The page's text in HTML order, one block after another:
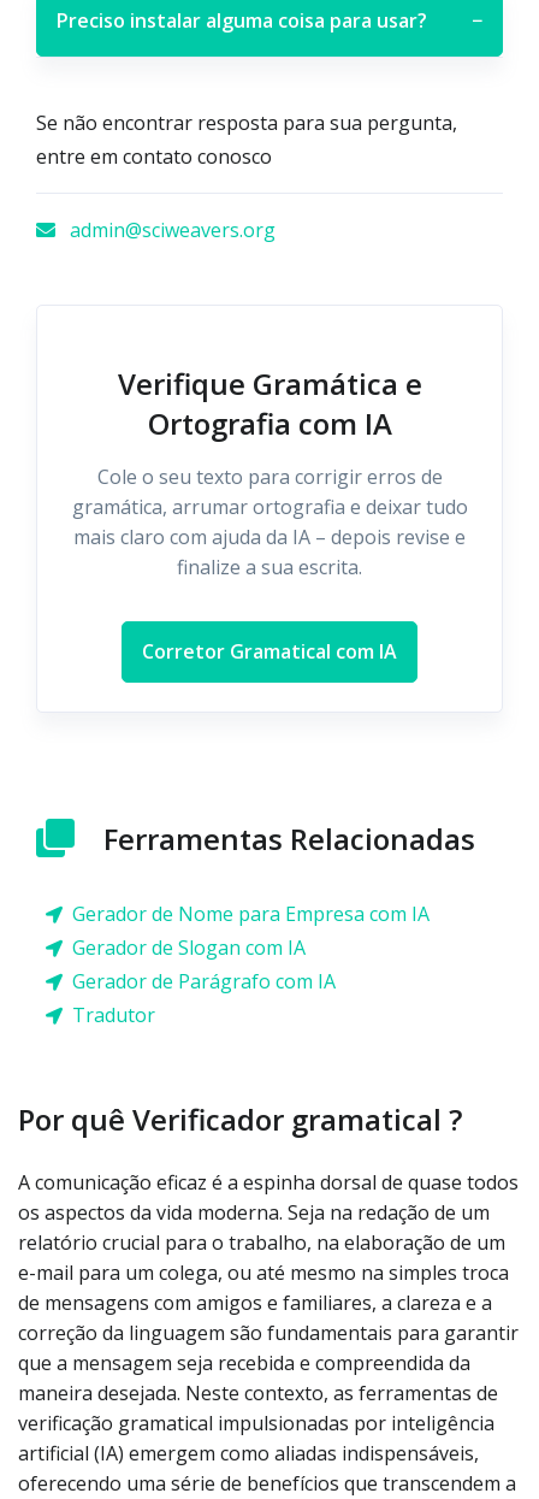
Preciso instalar alguma coisa para usar? −
Se não encontrar resposta para sua pergunta,
entre em contato conosco
admin@sciweavers.org
Verifique Gramática e
Ortografia com IA
Cole o seu texto para corrigir erros de
gramática, arrumar ortografia e deixar tudo
mais claro com ajuda da IA – depois revise e
finalize a sua escrita.
Corretor Gramatical com IA
Ferramentas Relacionadas
Gerador de Nome para Empresa com IA
Gerador de Slogan com IA
Gerador de Parágrafo com IA
Tradutor
Por quê Verificador gramatical ?
A comunicação eficaz é a espinha dorsal de quase todos
os aspectos da vida moderna. Seja na redação de um
relatório crucial para o trabalho, na elaboração de um
e-mail para um colega, ou até mesmo na simples troca
de mensagens com amigos e familiares, a clareza e a
correção da linguagem são fundamentais para garantir
que a mensagem seja recebida e compreendida da
maneira desejada. Neste contexto, as ferramentas de
verificação gramatical impulsionadas por inteligência
artificial (IA) emergem como aliadas indispensáveis,
oferecendo uma série de benefícios que transcendem a